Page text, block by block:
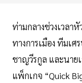
ท่ามกลางช่วงเวลา
ทางการเมือง ทีมเ
ชาญวีรกูล และนา
แพ็กเกจ “Quick